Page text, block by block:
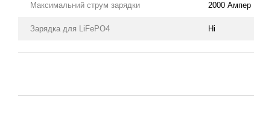
Максимальний струм зарядки 2000 Ампер
Зарядка для LiFePO4 Ні